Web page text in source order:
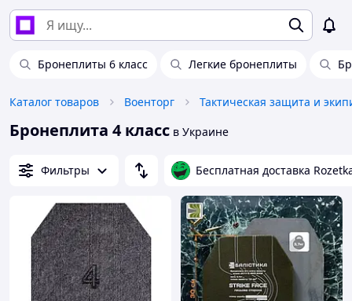
Бронеплиты 6 класс Легкие бронеплиты
Каталог товаров Военторг Тактическая защита и
Бронеплита 4 класс в Украине
Фильтры Бесплатная доставка